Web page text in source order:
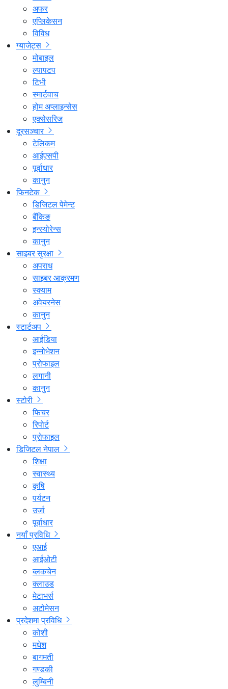
अफर
एप्लिकेसन
विविध
ग्याजेट्स
मोबाइल
ल्यापटप
टिभी
स्मार्टवाच
होम अप्लाइन्सेस
एक्सेसरिज
दूरसञ्चार
टेलिकम
आईएसपी
पूर्वाधार
कानुन
फिनटेक
डिजिटल पेमेन्ट
बैंकिङ
इन्स्योरेन्स
कानुन
साइबर सुरक्षा
अपराध
साइबर आक्रमण
स्क्याम
अवेयरनेस
कानुन
स्टार्टअप
आईडिया
इन्नोभेशन
प्रोफाइल
लगानी
कानुन
स्टोरी
फिचर
रिपोर्ट
प्रोफाइल
डिजिटल नेपाल
शिक्षा
स्वास्थ्य
कृषि
पर्यटन
उर्जा
पूर्वाधार
नयाँ प्रविधि
एआई
आईओटी
ब्लकचेन
क्लाउड
मेटाभर्स
अटोमेसन
प्रदेशमा प्रविधि
कोशी
मधेश
बागमती
गण्डकी
लुम्बिनी